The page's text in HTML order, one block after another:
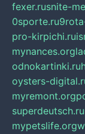
fexer.rusnite-
0sporte.ru
pro-kirpichi.ru
mynances.org
odnokartinki.ru
oysters-
myremont.org
superdeutsch.ru
mypetslife.org